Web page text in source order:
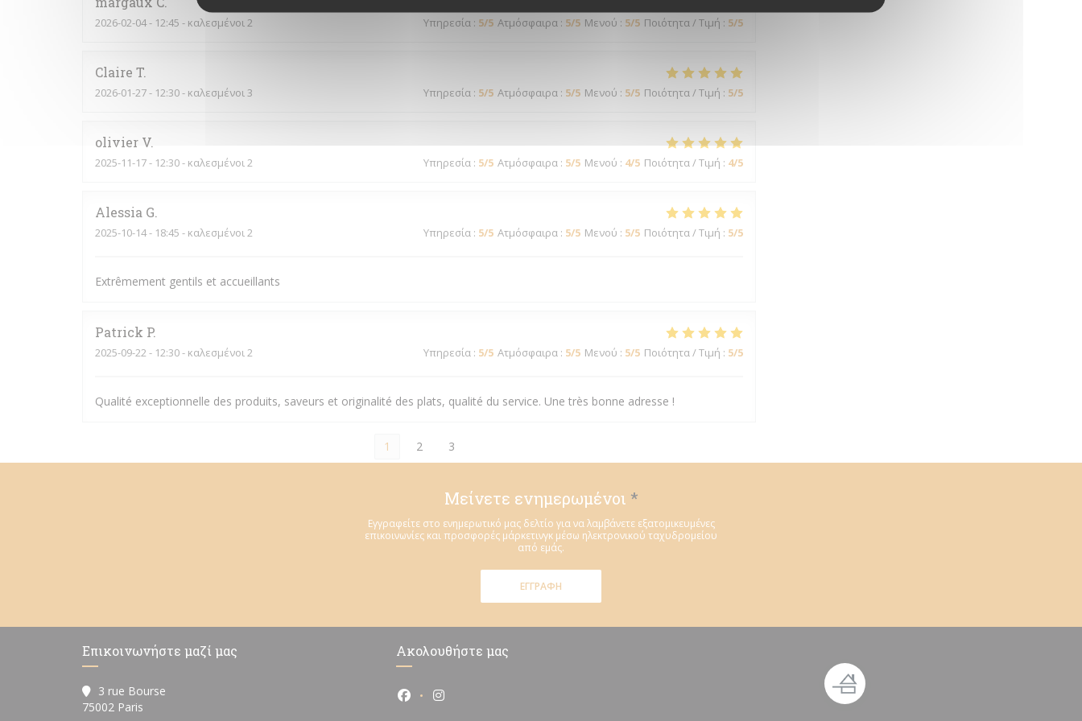
2026-02-04- 12:45 - καλεσμένοι 2 Υπηρεσία : 5/5 Ατμόσφαιρα : 5/5 Μενού : 5/5 Ποιότητα / Τιμή : 5/5
Claire T
2026-01-27- 12:30 - καλεσμένοι 3 Υπηρεσία : 5/5 Ατμόσφαιρα : 5/5 Μενού : 5/5 Ποιότητα / Τιμή : 5/5
olivier V
2025-11-17- 12:30 - καλεσμένοι 2 Υπηρεσία : 5/5 Ατμόσφαιρα : 5/5 Μενού : 4/5 Ποιότητα / Τιμή : 4/5
Alessia G
2025-10-14- 18:45 - καλεσμένοι 2 Υπηρεσία : 5/5 Ατμόσφαιρα : 5/5 Μενού : 5/5 Ποιότητα / Τιμή : 5/5
Extrêmement gentils et accueillants
Patrick P
2025-09-22 - 12:30 - καλεσμένοι 2 Υπηρεσία : 5/5 Ατμόσφαιρα : 5/5 Μενού : 5/5 Ποιότητα / Τιμή : 5/5
Qualité exceptionnelle des produits, saveurs et originalité des plats, qualité du service. Une très bonne adresse !
1 2 3
Μείνετε ενημερωμένοι *
Εγγραφείτε στο ενημερωτικό μας δελτίο για να λαμβάνετε εξατομικευμένες
επικοινωνίες και προσφορές μάρκετινγκ μέσω ηλεκτρονικού ταχυδρομείου
από εμάς.
ΕΓΓΡΑΦΉ
Επικοινωνήστε μαζί μας
3 rue Bourse
75002 Paris
Ακολουθήστε μας
Facebook ((ανοίγει σε νέο παράθυρο))
Instagram ((ανοίγει σε νέο παράθυρο))